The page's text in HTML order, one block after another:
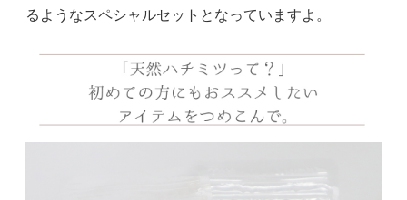
るようなスペシャルセットとなっていますよ。